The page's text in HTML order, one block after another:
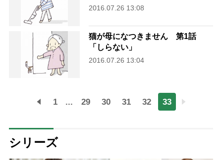
2016.07.26 13:08
猫が母になつきません 第1話
「しらない」
2016.07.26 13:04
1 ... 29 30 31 32 33
シリーズ